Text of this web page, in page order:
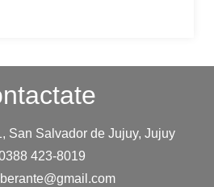
San Salvador de Jujuy, Jujuy
423-8019